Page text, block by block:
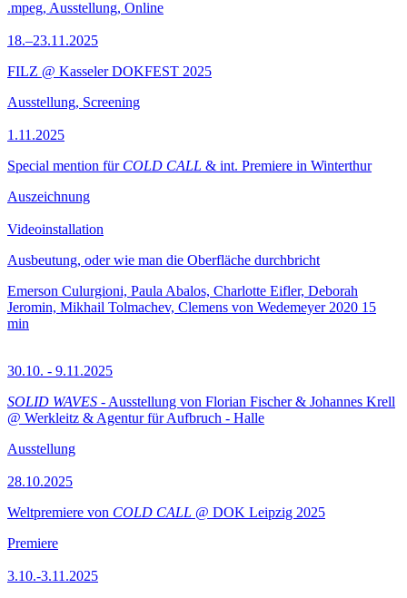
.mpeg, Ausstellung, Online
18.–23.11.2025
FILZ @ Kasseler DOKFEST 2025
Ausstellung, Screening
1.11.2025
Special mention für COLD CALL & int. Premiere in Winterthur
Auszeichnung
Videoinstallation
Ausbeutung, oder wie man die Oberfläche durchbricht
Emerson Culurgioni, Paula Abalos, Charlotte Eifler, Deborah
Jeromin, Mikhail Tolmachev, Clemens von Wedemeyer 2020 15
min
30.10. - 9.11.2025
SOLID WAVES - Ausstellung von Florian Fischer & Johannes Krell
@ Werkleitz & Agentur für Aufbruch - Halle
Ausstellung
28.10.2025
Weltpremiere von COLD CALL @ DOK Leipzig 2025
Premiere
3.10.-3.11.2025